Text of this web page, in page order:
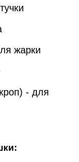
жарки
- для